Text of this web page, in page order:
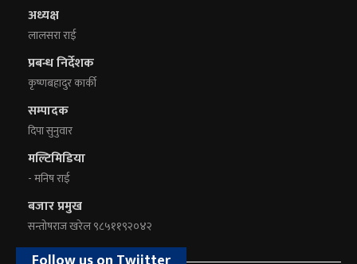
अध्यक्ष
लालसरा राई
प्रबन्ध निर्देशक
कृष्णबहादुर कार्की
सम्पादक
दिपा सुनुवार
मल्टिमिडिया
- मनिष राई
बजार प्रमुख
सन्तोषराज खरेल ९८५११९२०४२